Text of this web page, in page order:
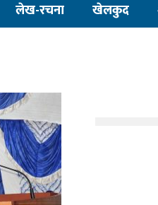
लेख-रचना खेलकुद